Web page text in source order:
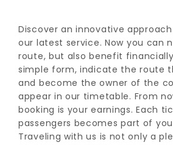
Discover an innovative
our latest service. Now you can
route, but also benefit
simple form, indicate the route
and become the owner of the
appear in our timetable. From
booking is your earnings. Each
passengers becomes part of
Traveling with us is not only a